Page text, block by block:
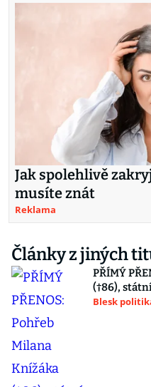
Jak spolehlivě
musíte znát
Reklama
Články z jiných
PŘÍMÝ
(†86),
Blesk